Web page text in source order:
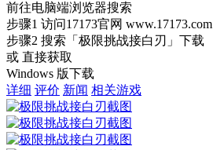
前往电脑端浏览器搜索
步骤1 访问17173官网 www.17173.com
步骤2 搜索 「极限挑战接白刃」 下载
或 直接获取
Windows 版下载
详细 评价 新闻 相关游戏